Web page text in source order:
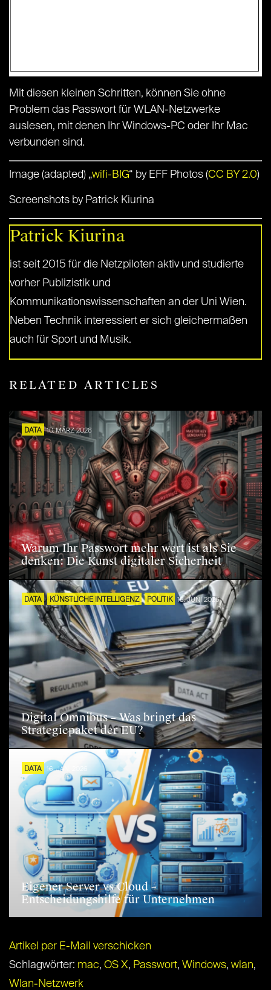
Mit diesen kleinen Schritten, können Sie ohne
Problem das Passwort für WLAN-Netzwerke
auslesen, mit denen Ihr Windows-PC oder Ihr Mac
verbunden sind.
Image (adapted) „wifi-BIG“ by EFF Photos (CC BY 2.0)
Screenshots by Patrick Kiurina
Patrick Kiurina
ist seit 2015 für die Netzpiloten aktiv und studierte
vorher Publizistik und
Kommunikationswissenschaften an der Uni Wien.
Neben Technik interessiert er sich gleichermaßen
auch für Sport und Musik.
RELATED ARTICLES
DATA 10. MÄRZ 2026
Warum Ihr Passwort mehr wert ist als Sie
denken: Die Kunst digitaler Sicherheit
DATA KÜNSTLICHE INTELLIGENZ POLITIK 18. JUNI 2026
Digital Omnibus – Was bringt das
Strategiepaket der EU?
DATA 16. JAN. 2026
Eigener Server vs Cloud –
Entscheidungshilfe für Unternehmen
Artikel per E-Mail verschicken
Schlagwörter: mac, OS X, Passwort, Windows, wlan,
Wlan-Netzwerk